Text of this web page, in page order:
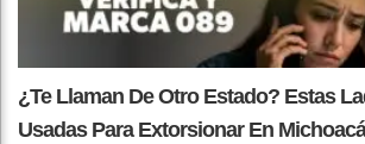
¿Te Llaman De Otro Estado? Estas
Usadas Para Extorsionar En